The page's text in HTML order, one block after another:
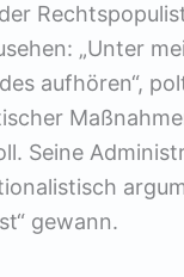
„Unter
aufhören“,
Seine
gewann.